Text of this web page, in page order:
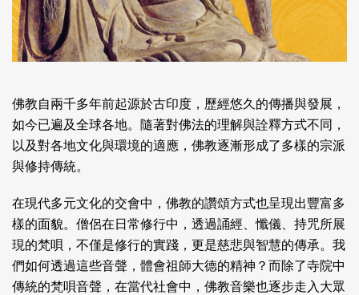
佛教自兩千多年前起源於古印度，歷經悠久的傳播與發展，
如今已遍及全球各地。隨著對佛法的理解與詮釋方式不同，
以及對各地文化與環境的適應，佛教逐漸形成了多樣的宗派
與修持傳統。
在現代多元文化的交會中，佛教的讚頌方式也呈現出豐富多
樣的面貌。僧侶在日常修行中，透過誦經、懺儀、持咒所展
現的梵唄，不僅是修行的實踐，更是慈悲與智慧的傳承。我
們如何透過這些音聲，體會祖師大德的精神？而除了寺院中
傳統的梵唄音聲，在當代社會中，佛教音樂也逐步走入大眾